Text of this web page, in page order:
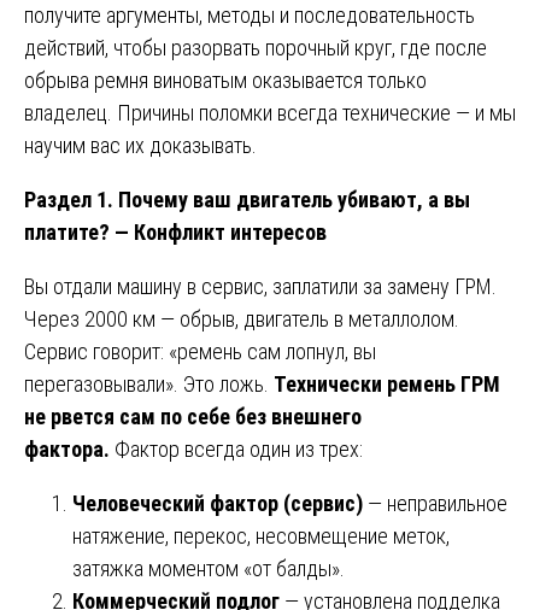
получите аргументы, методы и последовательность
действий, чтобы разорвать порочный круг, где после
обрыва ремня виноватым оказывается только
владелец. Причины поломки всегда технические — и мы
научим вас их доказывать.
Раздел 1. Почему ваш двигатель убивают, а вы
платите? — Конфликт интересов
Вы отдали машину в сервис, заплатили за замену ГРМ.
Через 2000 км — обрыв, двигатель в металлолом.
Сервис говорит: «ремень сам лопнул, вы
перегазовывали». Это ложь. Технически ремень ГРМ
не рвется сам по себе без внешнего
фактора. Фактор всегда один из трех:
Человеческий фактор (сервис) — неправильное
натяжение, перекос, несовмещение меток,
затяжка моментом «от балды».
Коммерческий подлог — установлена подделка